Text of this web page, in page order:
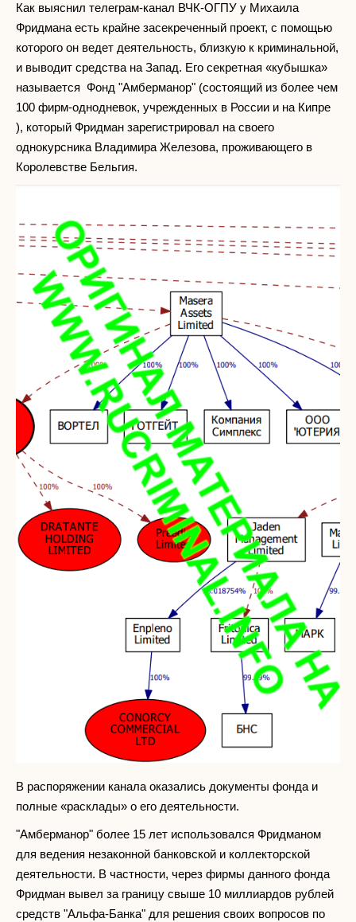
Как выяснил телеграм-канал ВЧК-ОГПУ у Михаила
Фридмана есть крайне засекреченный проект, с помощью
которого он ведет деятельность, близкую к криминальной,
и выводит средства на Запад. Его секретная «кубышка»
называется Фонд "Амберманор" (состоящий из более чем
100 фирм-однодневок, учрежденных в России и на Кипре
), который Фридман зарегистрировал на своего
однокурсника Владимира Железова, проживающего в
Королевстве Бельгия.
В распоряжении канала оказались документы фонда и
полные «расклады» о его деятельности.
"Амберманор" более 15 лет использовался Фридманом
для ведения незаконной банковской и коллекторской
деятельности. В частности, через фирмы данного фонда
Фридман вывел за границу свыше 10 миллиардов рублей
средств "Альфа-Банка" для решения своих вопросов по